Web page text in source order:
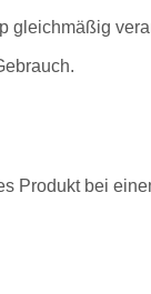
gleichmäßig
Produkt bei